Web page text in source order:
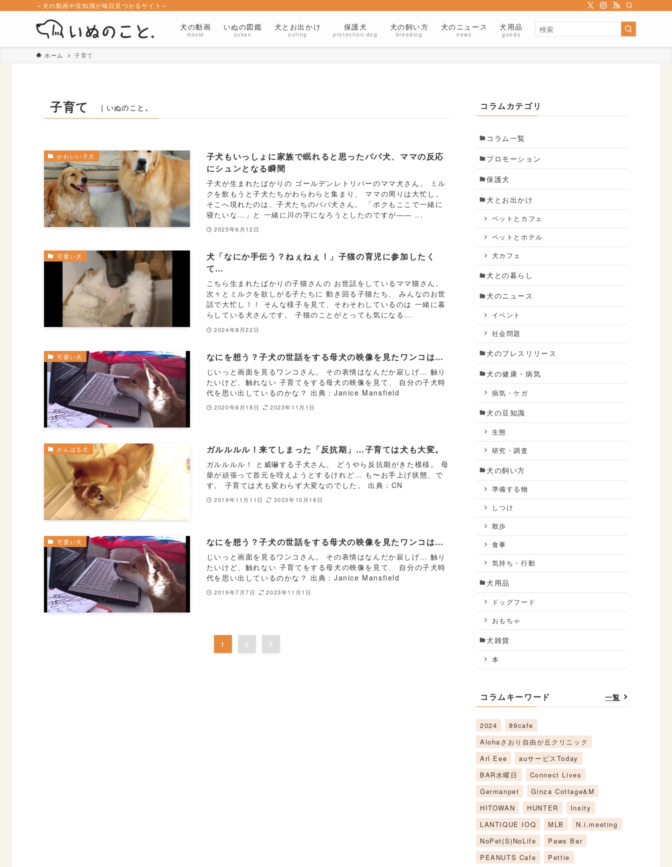
～犬の動画や豆知識が毎日見つかるサイト～
犬の動画
movie
いぬの図鑑
zukan
犬とお出かけ
outing
保護犬
protection-dog
犬の飼い方
breeding
犬のニュース
news
犬用品
goods
ホーム 子育て
子育て ｜いぬのこと。
かわいい子犬
子犬もいっしょに家族で眠れると思ったパパ犬、ママの反応
にシュンとなる瞬間
子犬が生まれたばかりの ゴールデンレトリバーのママ犬さん。 ミル
クを飲もうと子犬たちがわらわらと集まり、 ママの周りは大忙し。
そこへ現れたのは、子犬たちのパパ犬さん。 「ボクもここで一緒に
寝たいな…」と 一緒に川の字になろうとしたのですが—— ...
2025年6月12日
可愛い犬
犬「なにか手伝う？ねぇねぇ！」子猫の育児に参加したく
て…
こちら生まれたばかりの子猫さんの お世話をしているママ猫さん。
次々とミルクを欲しがる子たちに 動き回る子猫たち、 みんなのお世
話で大忙し！！ そんな様子を見て、そわそわしているのは 一緒に暮
らしている犬さんです。 子猫のことがとっても気になる...
2024年8月22日
可愛い犬 なにを想う？子犬の世話をする母犬の映像を見たワンコは…
じいっと画面を見るワンコさん。 その表情はなんだか寂しげ… 触り
たいけど、触れない 子育てをする母犬の映像を見て、 自分の子犬時
代を思い出しているのかな？ 出典：Janice Mansfield
2020年6月18日 2023年11月1日
がんばる犬 ガルルルル！来てしまった「反抗期」…子育ては犬も大変。
ガルルルル！ と威嚇する子犬さん。 どうやら反抗期がきた模様。 母
柴が頑張って首元を咥えようとするけれど… も〜お手上げ状態、で
す。 子育ては犬も変わらず大変なのでした。 出典：CN
2019年11月11日 2023年10月18日
可愛い犬 なにを想う？子犬の世話をする母犬の映像を見たワンコは…
じいっと画面を見るワンコさん。 その表情はなんだか寂しげ… 触り
たいけど、触れない 子育てをする母犬の映像を見て、 自分の子犬時
代を思い出しているのかな？ 出典：Janice Mansfield
2019年7月7日 2023年11月1日
1 2 3
コラムカテゴリ
コラム一覧
プロモーション
保護犬
犬とお出かけ
ペットとカフェ
ペットとホテル
犬カフェ
犬との暮らし
犬のニュース
イベント
社会問題
犬のプレスリリース
犬の健康・病気
病気・ケガ
犬の豆知識
生態
研究・調査
犬の飼い方
準備する物
しつけ
散歩
食事
気持ち・行動
犬用品
ドッグフード
おもちゃ
犬雑貨
本
コラムキーワード 一覧
2024
89cafe
Alohaさおり自由が丘クリニック
Arl Eee
auサービスToday
BAR水曜日
Connect Lives
Germanpet
Ginza Cottage&M
HITOWAN
HUNTER
Insity
LANTIQUE IOQ
MLB
N.i.meeting
NoPet(S)NoLife
Paws Bar
PEANUTS Cafe
Pettie